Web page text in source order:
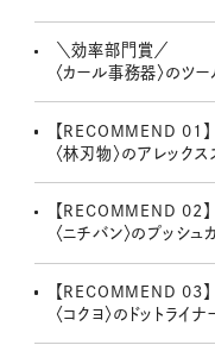
＼効率部門賞／
〈カール事務器〉のツ
【RECOMMEND 01】
〈林刃物〉のアレック
【RECOMMEND 02】
〈ニチバン〉のプッシュ
【RECOMMEND 03】
〈コクヨ〉のドットライ